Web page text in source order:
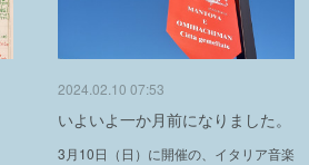
2024.02.10 07:53
いよいよ一か月前になりました。
3月10日（日）に開催の、イタリア音楽